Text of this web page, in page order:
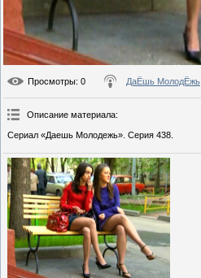
Просмотры: 0 ДаЁшь МолодЁжь
Описание материала:
Сериал «Даешь Молодежь». Серия 438.